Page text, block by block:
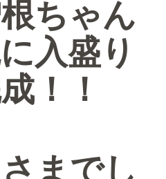
ちゃん
入盛り
！！
までし